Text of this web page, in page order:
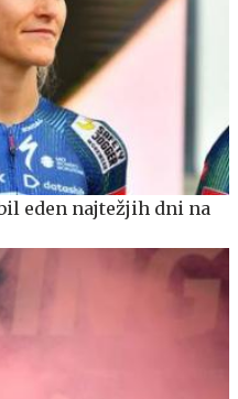
eden najtežjih dni na